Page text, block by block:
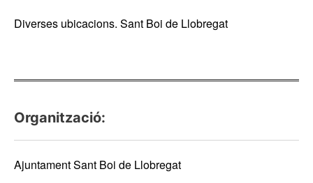
Diverses ubicacions. Sant Boi de Llobregat
Organització:
Ajuntament Sant Boi de Llobregat